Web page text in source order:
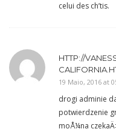
celui des ch’tis.
HTTP://
19 Maio, 2016 at
drogi adminie
potwierdzenie
moÅ¼na